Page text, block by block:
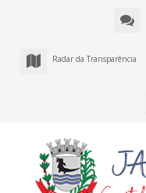
Radar da Transparência